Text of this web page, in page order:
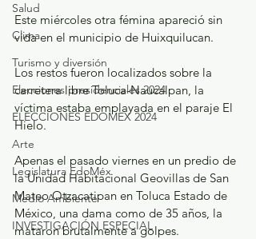
Salud
Clima
Turismo y diversión
Elecciones presidenciales 2024
ELECCIONES EDOMEX 2024
Arte
Legislatura EdoMéx
Medio Ambiente
INVESTIGACIÓN ESPECIAL
Este miércoles otra fémina apareció sin
vida en el municipio de Huixquilucan.
Los restos fueron localizados sobre la
carretera libre Toluca-Naucalpan, la
víctima estaba emplayada en el paraje El
Hielo.
Apenas el pasado viernes en un predio de
la Unidad Habitacional Geovillas de San
Mateo Otzacatipan en Toluca Estado de
México, una dama como de 35 años, la
mataron brutalmente a golpes.